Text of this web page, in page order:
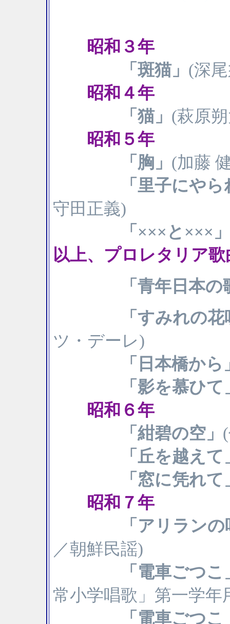
昭和３年
「斑猫」 (深
昭和４年
「猫」 (萩原
昭和５年
「胸」 (加藤
「里子にや
守田正義)
「×××と×××」
以上、プロレタリア歌
「青年日本の
「すみれの
ツ・デーレ)
「日本橋から
「影を慕ひて
昭和６年
「紺碧の空」
「丘を越えて
「窓に凭れて
昭和７年
「アリラン
／朝鮮民謡)
「電車ごつこ
常小学唱歌」第一学年
「電車ごつこ